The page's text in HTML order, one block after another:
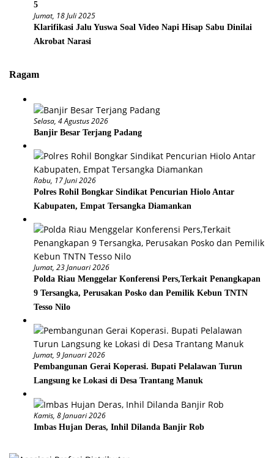
5
Jumat, 18 Juli 2025
Klarifikasi Jalu Yuswa Soal Video Napi Hisap Sabu Dinilai
Akrobat Narasi
Ragam
Selasa, 4 Agustus 2026
Banjir Besar Terjang Padang
Rabu, 17 Juni 2026
Polres Rohil Bongkar Sindikat Pencurian Hiolo Antar
Kabupaten, Empat Tersangka Diamankan
Jumat, 23 Januari 2026
Polda Riau Menggelar Konferensi Pers,Terkait Penangkapan
9 Tersangka, Perusakan Posko dan Pemilik Kebun TNTN
Tesso Nilo
Jumat, 9 Januari 2026
Pembangunan Gerai Koperasi. Bupati Pelalawan Turun
Langsung ke Lokasi di Desa Trantang Manuk
Kamis, 8 Januari 2026
Imbas Hujan Deras, Inhil Dilanda Banjir Rob